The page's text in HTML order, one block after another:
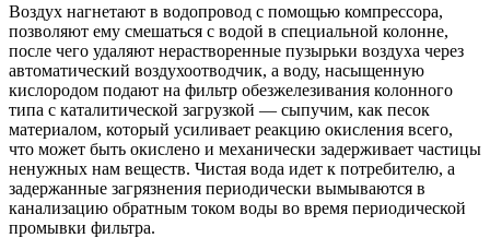
Воздух нагнетают в водопровод с помощью компрессора,
позволяют ему смешаться с водой в специальной колонне,
после чего удаляют нерастворенные пузырьки воздуха через
автоматический воздухоотводчик, а воду, насыщенную
кислородом подают на фильтр обезжелезивания колонного
типа с каталитической загрузкой — сыпучим, как песок
материалом, который усиливает реакцию окисления всего,
что может быть окислено и механически задерживает частицы
ненужных нам веществ. Чистая вода идет к потребителю, а
задержанные загрязнения периодически вымываются в
канализацию обратным током воды во время периодической
промывки фильтра.